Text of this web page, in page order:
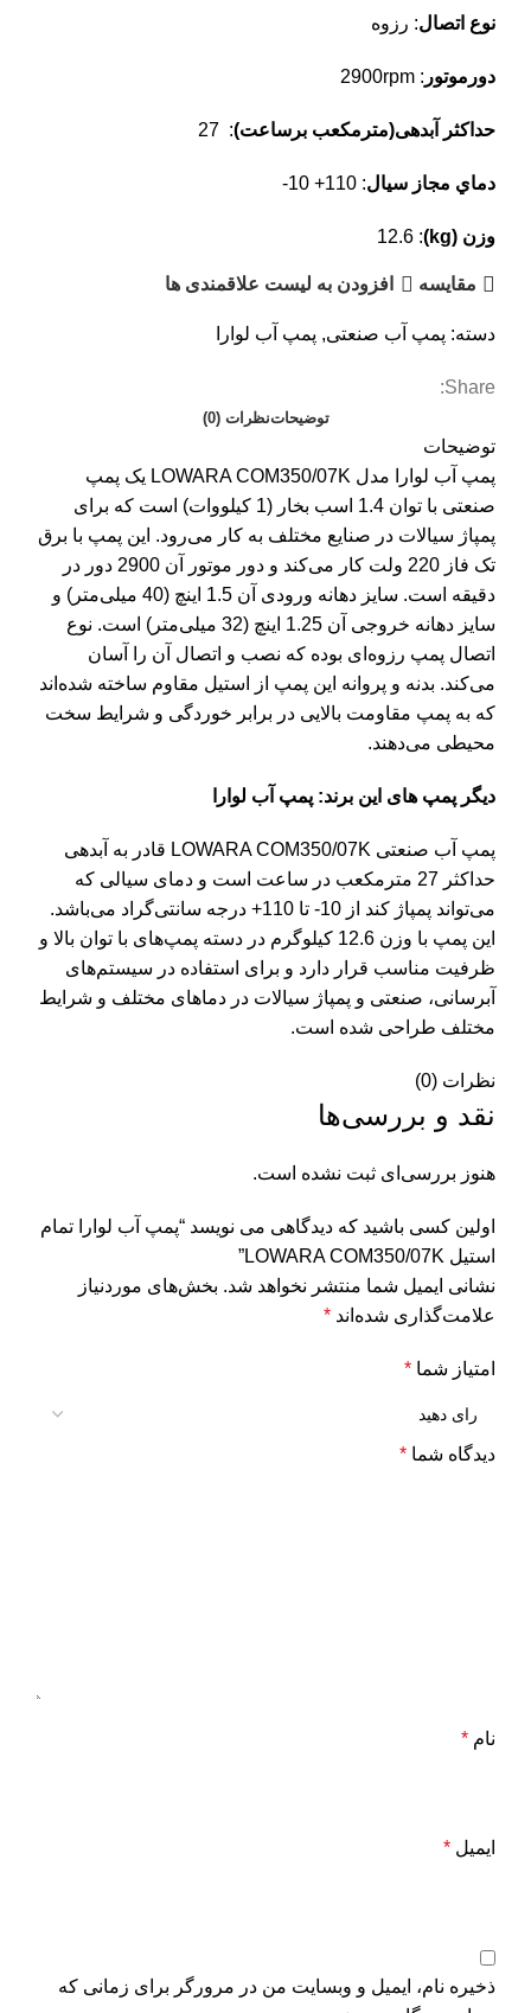
نوع اتصال: رزوه
دورموتور : 2900rpm
حداکثر آبدهی(مترمکعب برساعت): 27
دماي مجاز سیال: 110+ 10-
وزن (kg) : 12.6
مقایسه افزودن به لیست علاقمندی ها
دسته: پمپ آب صنعتی, پمپ آب لوارا
Share:
توضیحاتنظرات (0)
توضیحات
پمپ آب لوارا مدل LOWARA COM350/07K یک پمپ
صنعتی با توان 1.4 اسب بخار (1 کیلووات) است که برای
پمپاژ سیالات در صنایع مختلف به کار می‌رود. این پمپ با برق
تک فاز 220 ولت کار می‌کند و دور موتور آن 2900 دور در
دقیقه است. سایز دهانه ورودی آن 1.5 اینچ (40 میلی‌متر) و
سایز دهانه خروجی آن 1.25 اینچ (32 میلی‌متر) است. نوع
اتصال پمپ رزوه‌ای بوده که نصب و اتصال آن را آسان
می‌کند. بدنه و پروانه این پمپ از استیل مقاوم ساخته شده‌اند
که به پمپ مقاومت بالایی در برابر خوردگی و شرایط سخت
محیطی می‌دهند.
دیگر پمپ های این برند: پمپ آب لوارا
پمپ آب صنعتی
LOWARA COM350/07K قادر به آبدهی
حداکثر 27 مترمکعب در ساعت است و دمای سیالی که
می‌تواند پمپاژ کند از 10- تا 110+ درجه سانتی‌گراد می‌باشد.
این پمپ با وزن 12.6 کیلوگرم در دسته پمپ‌های با توان بالا و
ظرفیت مناسب قرار دارد و برای استفاده در سیستم‌های
آبرسانی، صنعتی و پمپاژ سیالات در دماهای مختلف و شرایط
مختلف طراحی شده است.
نظرات (0)
نقد و بررسی‌ها
هنوز بررسی‌ای ثبت نشده است.
اولین کسی باشید که دیدگاهی می نویسد “پمپ آب لوارا تمام
استیل LOWARA COM350/07K”
نشانی ایمیل شما منتشر نخواهد شد. بخش‌های موردنیاز
علامت‌گذاری شده‌اند *
امتیاز شما *
دیدگاه شما *
نام *
ایمیل *
ذخیره نام، ایمیل و وبسایت من در مرورگر برای زمانی که